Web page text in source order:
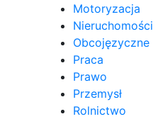
Motoryzacja
Nieruchomości
Obcojęzyczne
Praca
Prawo
Przemysł
Rolnictwo